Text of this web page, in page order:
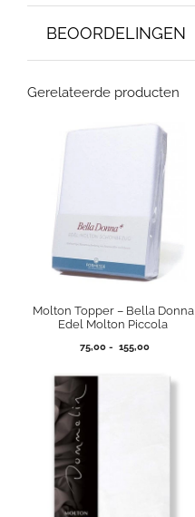
BEOORDELINGEN
Gerelateerde producten
Molton Topper – Bella Donna
Edel Molton Piccola
75,00 - 155,00Prijsklasse: